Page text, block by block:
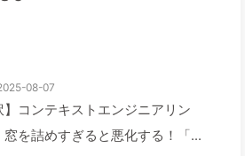
08-07
】コンテキストエンジニアリン
窓を詰めすぎると悪化する！「書